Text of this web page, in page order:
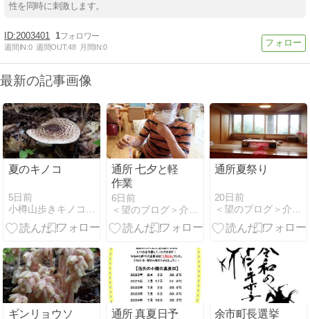
性を同時に刺激します。
2003401 1
週間IN:0 週間OUT:48 月間IN:0
最新の記事画像
夏のキノコ
5日前
小樽山歩きキノコなど
通所 七夕と軽
作業
6日前
通所夏祭り
20日前
＜望のブログ＞介護老人保健施設 望
ギンリョウソ
通所 真夏日予
余市町長選挙